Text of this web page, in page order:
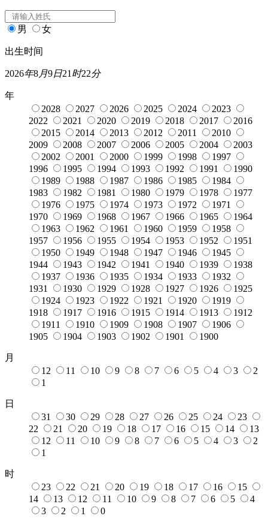
男 女
出生时间
2026年8月9日21 时22分
年
2028
2027 2026 2025 2024
2023
2022
2021 2020 2019 2018 2017
2016
2015
2014 2013 2012 2011
2010
2009
2008 2007 2006 2005 2004
2003
2002
2001 2000 1999 1998
1997
1996
1995 1994 1993 1992 1991
1990
1989
1988 1987 1986 1985
1984
1983
1982 1981 1980 1979 1978
1977
1976
1975 1974 1973 1972
1971
1970
1969 1968 1967 1966 1965
1964
1963
1962 1961 1960 1959
1958
1957
1956 1955 1954 1953 1952
1951
1950
1949 1948 1947 1946
1945
1944
1943 1942 1941 1940 1939
1938
1937
1936 1935 1934 1933
1932
1931
1930 1929 1928 1927 1926
1925
1924
1923 1922 1921 1920
1919
1918
1917 1916 1915 1914 1913
1912
1911
1910 1909 1908 1907
1906
1905
1904 1903 1902 1901 1900
月
12
11 10 9 8 7 6 5 4 3
2
1
日
31
30 29 28 27 26 25 24
23
22
21 20 19 18 17 16 15 14
13
12
11 10 9 8 7 6 5 4 3
2
1
时
23
22 21 20 19 18 17 16
15
14
13 12 11 10 9 8 7 6 5
4
3
2 1 0